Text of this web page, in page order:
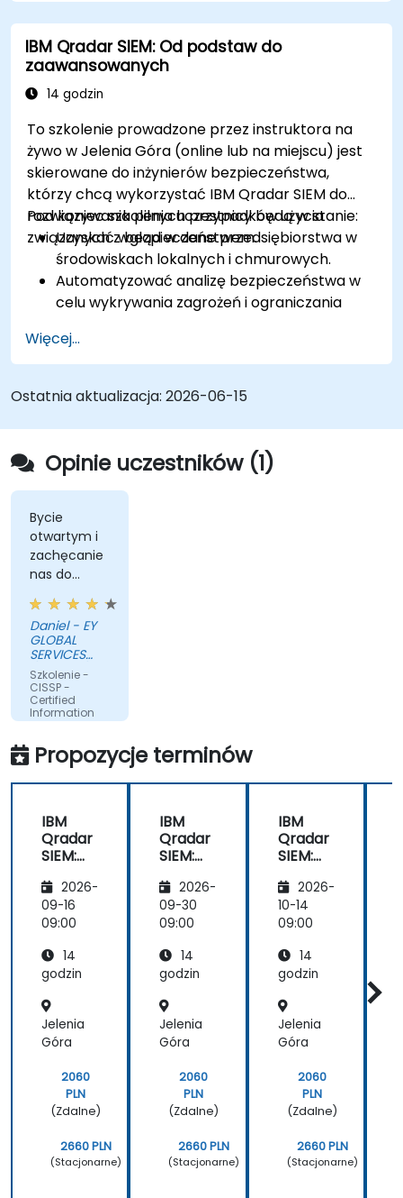
IBM Qradar SIEM: Od podstaw do
zaawansowanych
14 godzin
To szkolenie prowadzone przez instruktora na
żywo w Jelenia Góra (online lub na miejscu) jest
skierowane do inżynierów bezpieczeństwa,
którzy chcą wykorzystać IBM Qradar SIEM do
rozwiązywania pilnych przypadków użycia
związanych z bezpieczeństwem.
Pod koniec szkolenia uczestnicy będą w stanie:
Uzyskać wgląd w dane przedsiębiorstwa w
środowiskach lokalnych i chmurowych.
Automatyzować analizę bezpieczeństwa w
celu wykrywania zagrożeń i ograniczania
Wykrywać, identyfikować i priorytetyzować
zagrożenia.
Więcej...
Ostatnia aktualizacja: 2026-06-15
Opinie uczestników (1)
Bycie
otwartym i
zachęcanie
nas do
interakcji
Daniel - EY
GLOBAL
SERVICES
(POLAND) SP
Z O O
Szkolenie -
CISSP -
Certified
Information
Systems
Professional
inteligencję
Propozycje terminów
IBM
Qradar
SIEM:
podsta
w do
zaawan
ch
2026-
09-16
09:00
14
godzin
Jelenia
Góra
2060
PLN
(Zdalne)
2660 PLN
(Stacjonarne)
IBM
Qradar
SIEM:
podsta
w do
zaawan
ch
2026-
09-30
09:00
14
godzin
Jelenia
Góra
2060
PLN
(Zdalne)
2660 PLN
(Stacjonarne)
IBM
Qradar
SIEM:
podsta
w do
zaawan
ch
2026-
10-14
09:00
14
godzin
Jelenia
Góra
2060
PLN
(Zdalne)
2660 PLN
(Stacjonarne)